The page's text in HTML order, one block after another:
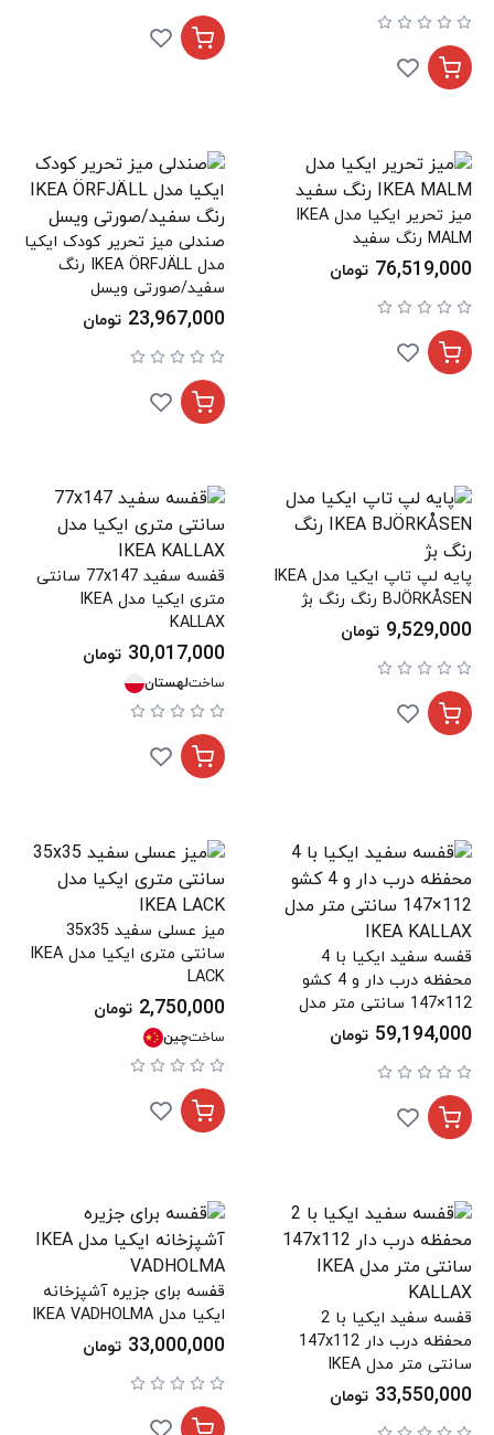
میز تحریر ایکیا مدل IKEA
MALM رنگ سفید
76,519,000 تومان
صندلی میز تحریر کودک ایکیا
مدل IKEA ÖRFJÄLL رنگ
سفید/صورتی ویسل
23,967,000 تومان
پایه لپ تاپ ایکیا مدل IKEA
BJÖRKÅSEN رنگ رنگ بژ
9,529,000 تومان
قفسه سفید 77x147 سانتی
متری ایکیا مدل IKEA
KALLAX
30,017,000 تومان
ساختلهستان
قفسه سفید ایکیا با 4
محفظه درب دار و 4 کشو
112×147 سانتی متر مدل
IKEA KALLAX
59,194,000 تومان
میز عسلی سفید 35x35
سانتی متری ایکیا مدل IKEA
LACK
2,750,000 تومان
ساختچین
قفسه سفید ایکیا با 2
محفظه درب دار 147x112
سانتی متر مدل IKEA
KALLAX
33,550,000 تومان
قفسه برای جزیره آشپزخانه
ایکیا مدل IKEA VADHOLMA
33,000,000 تومان